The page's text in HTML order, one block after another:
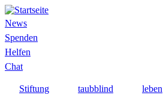
Direkt
zum
Netzwerk
News
Spenden
Helfen
Chat
Stiftung taubblind leben